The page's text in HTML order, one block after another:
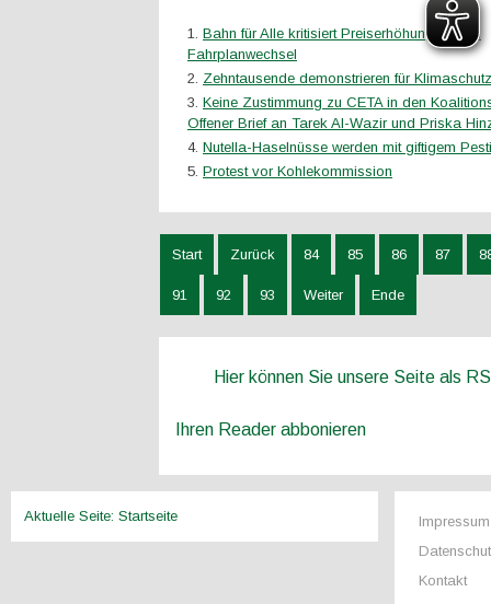
Bahn für Alle kritisiert Preiserhöhungen zum
Fahrplanwechsel
Zehntausende demonstrieren für Klimaschutz
Keine Zustimmung zu CETA in den
Offener Brief an Tarek Al-Wazir und Priska
Nutella-Haselnüsse werden mit giftigem
Protest vor Kohlekommission
Start Zurück 84 85 86 87
91 92 93 Weiter Ende
Hier können Sie unsere Seite als
Ihren Reader abbonieren
Aktuelle Seite: Startseite
Impressum
Kontakt